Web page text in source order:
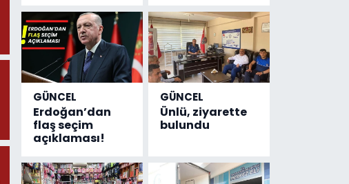
GÜNCEL
Erdoğan’dan
flaş seçim
açıklaması!
GÜNCEL
Ünlü, ziyarette
bulundu